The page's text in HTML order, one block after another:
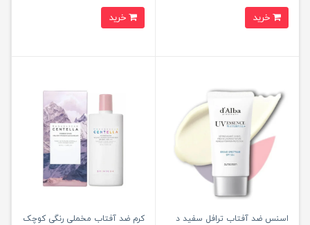
اسنس ضد آفتاب ترافل سفید د
کرم ضد آفتاب مخملی رنگی کوچک